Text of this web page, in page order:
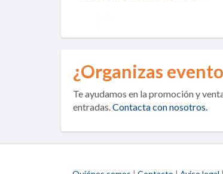
¿Organizas
Te ayudamos en la promoción y
entradas. Contacta con nosotros.